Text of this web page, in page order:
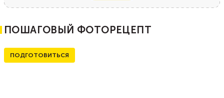
ПОШАГОВЫЙ ФОТОРЕЦЕПТ
ПОДГОТОВИТЬСЯ